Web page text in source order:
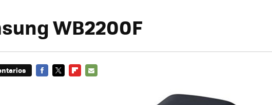
WB2200F